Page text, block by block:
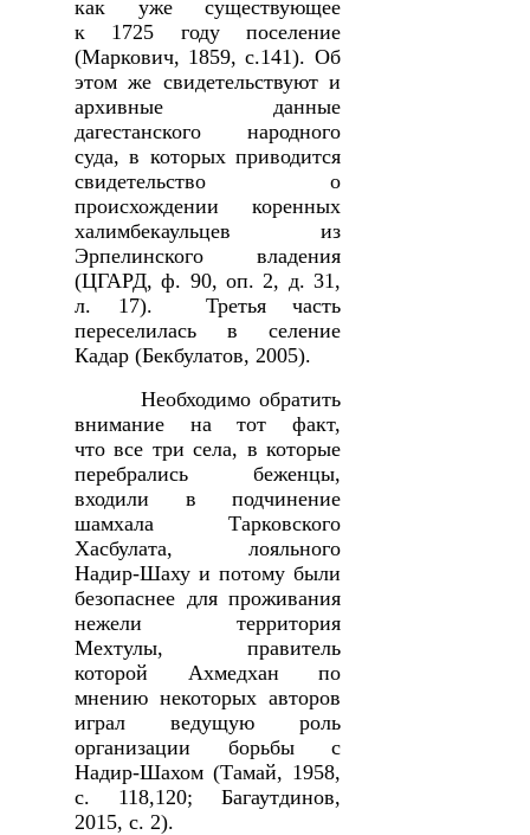
как уже существующее
к 1725 году поселение
(Маркович, 1859, с.141). Об
этом же свидетельствуют и
архивные данные
дагестанского народного
суда, в которых приводится
свидетельство о
происхождении коренных
халимбекаульцев из
Эрпелинского владения
(ЦГАРД, ф. 90, оп. 2, д. 31,
л. 17). Третья часть
переселилась в селение
Кадар (Бекбулатов, 2005).
Необходимо обратить
внимание на тот факт,
что все три села, в которые
перебрались беженцы,
входили в подчинение
шамхала Тарковского
Хасбулата, лояльного
Надир-Шаху и потому были
безопаснее для проживания
нежели территория
Мехтулы, правитель
которой Ахмедхан по
мнению некоторых авторов
играл ведущую роль
организации борьбы с
Надир-Шахом (Тамай, 1958,
с. 118,120; Багаутдинов,
2015, с. 2).